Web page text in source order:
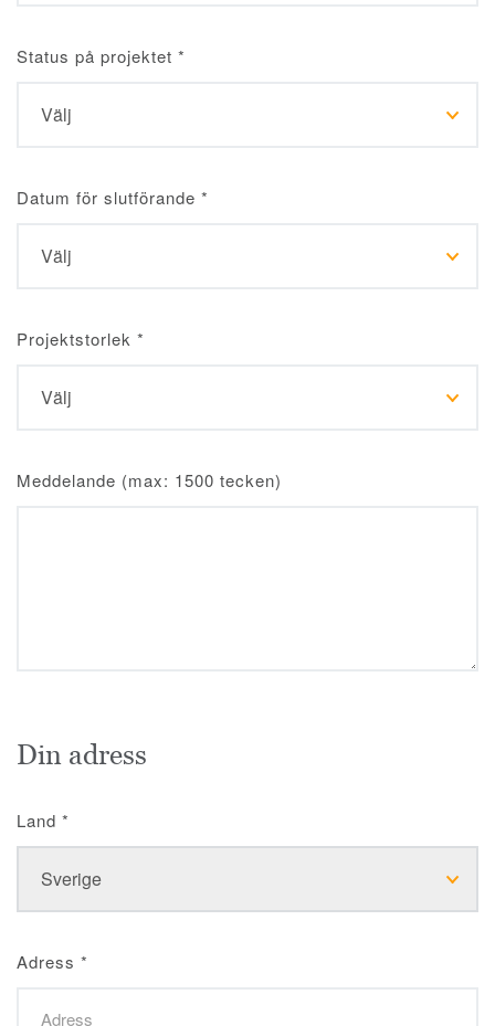
Status på projektet *
Datum för slutförande *
Projektstorlek *
Meddelande (max: 1500 tecken)
Din adress
Land *
Adress *